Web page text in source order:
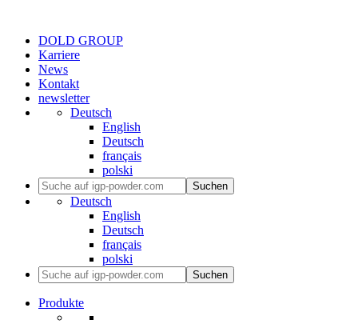
DOLD GROUP
Karriere
News
Kontakt
newsletter
Deutsch
English
Deutsch
français
polski
Suchen
Deutsch
English
Deutsch
français
polski
Suchen
Produkte